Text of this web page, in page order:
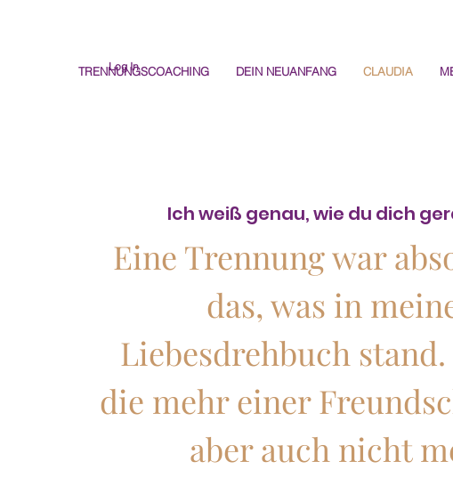
TRENNUNGSCOACHING DEIN NEUANFANG CLAUDIA
Log In
Ich weiß genau, wie du dich
Eine Trennung war
das, was in
Liebesdrehbuch stand.
die mehr einer
aber auch nicht